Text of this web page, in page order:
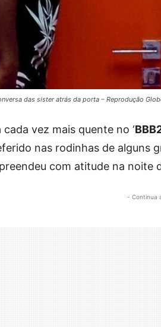
das sister atrás da porta – Reprodução
cada vez mais quente no ‘
nas rodinhas de alguns
com atitude na noite
- Continua